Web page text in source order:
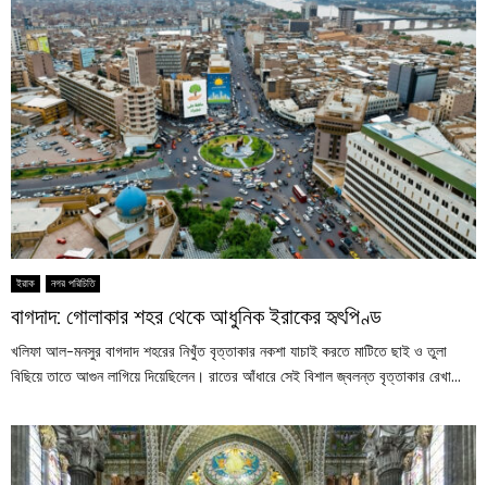
ইরাক নগর পরিচিতি
বাগদাদ: গোলাকার শহর থেকে আধুনিক ইরাকের হৃৎপিণ্ড
খলিফা আল-মনসুর বাগদাদ শহরের নিখুঁত বৃত্তাকার নকশা যাচাই করতে মাটিতে ছাই ও তুলা
বিছিয়ে তাতে আগুন লাগিয়ে দিয়েছিলেন। রাতের আঁধারে সেই বিশাল জ্বলন্ত বৃত্তাকার রেখা...